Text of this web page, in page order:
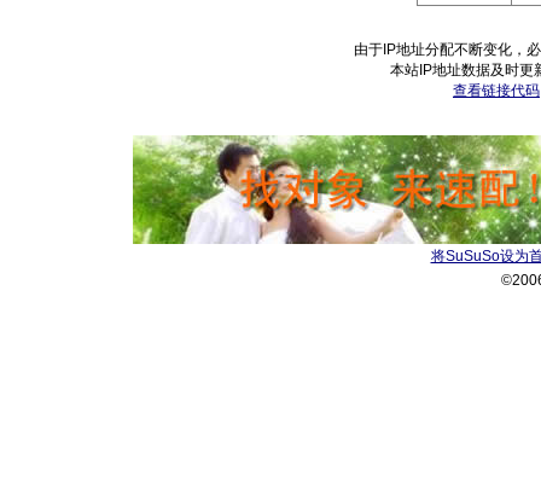
由于IP地址分配不断变化，
本站IP地址数据及时更
查看链接代码
将SuSuSo设为